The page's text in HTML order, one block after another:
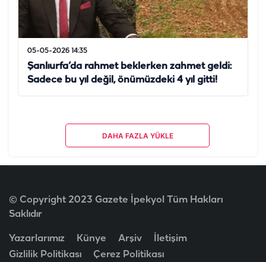
05-05-2026 14:35
Şanlıurfa’da rahmet beklerken zahmet geldi:
Sadece bu yıl değil, önümüzdeki 4 yıl gitti!
DAHA FAZLA YÜKLE
© Copyright 2023 Gazete İpekyol Tüm Hakları
Saklıdır
Yazarlarımız Künye Arşiv
İletişim
Gizlilik Politikası
Çerez Politikası